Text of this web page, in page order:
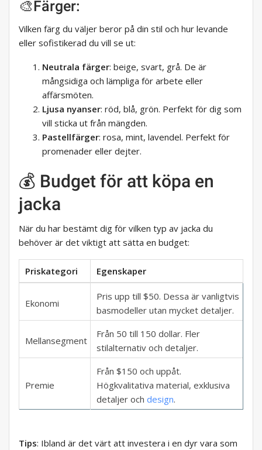
🎨Färger:
Vilken färg du väljer beror på din stil och hur levande
eller sofistikerad du vill se ut:
Neutrala färger: beige, svart, grå. De är
mångsidiga och lämpliga för arbete eller
affärsmöten.
Ljusa nyanser: röd, blå, grön. Perfekt för dig som
vill sticka ut från mängden.
Pastellfärger: rosa, mint, lavendel. Perfekt för
promenader eller dejter.
💰 Budget för att köpa en
jacka
När du har bestämt dig för vilken typ av jacka du
behöver är det viktigt att sätta en budget:
Priskategori Egenskaper
Ekonomi
Pris upp till $50. Dessa är vanligtvis
basmodeller utan mycket detaljer.
Mellansegment
Från 50 till 150 dollar. Fler
stilalternativ och detaljer.
Premie
Från $150 och uppåt.
Högkvalitativa material, exklusiva
detaljer och design.
Tips: Ibland är det värt att investera i en dyr vara som